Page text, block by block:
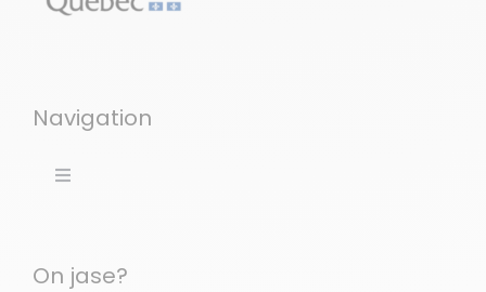
Navigation
Toggle
On jase?